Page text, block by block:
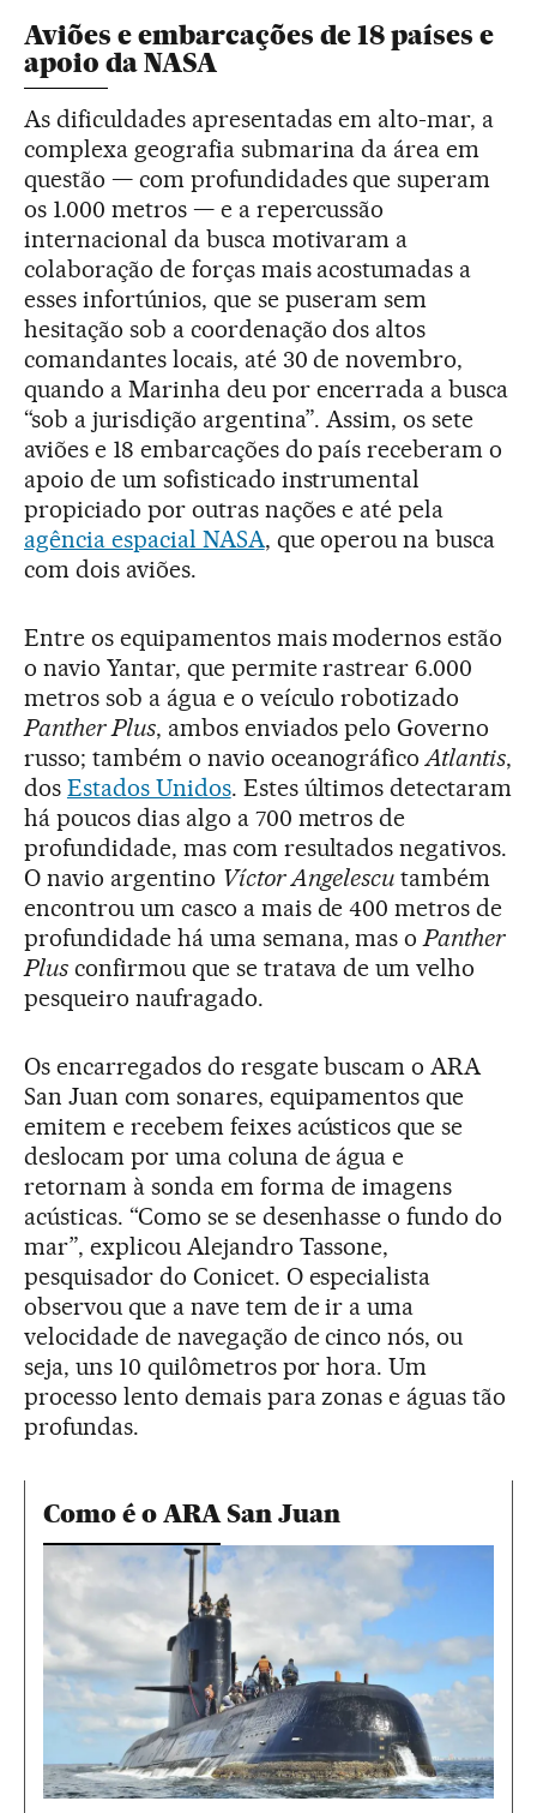
Aviões e embarcações de 18 países e
apoio da NASA
As dificuldades apresentadas em alto-mar, a
complexa geografia submarina da área em
questão — com profundidades que superam
os 1.000 metros — e a repercussão
internacional da busca motivaram a
colaboração de forças mais acostumadas a
esses infortúnios, que se puseram sem
hesitação sob a coordenação dos altos
comandantes locais, até 30 de novembro,
quando a Marinha deu por encerrada a busca
“sob a jurisdição argentina”. Assim, os sete
aviões e 18 embarcações do país receberam o
apoio de um sofisticado instrumental
propiciado por outras nações e até pela
agência espacial NASA, que operou na busca
com dois aviões.
Entre os equipamentos mais modernos estão
o navio Yantar, que permite rastrear 6.000
metros sob a água e o veículo robotizado
Panther Plus, ambos enviados pelo Governo
russo; também o navio oceanográficoAtlantis,
dos Estados Unidos. Estes últimos detectaram
há poucos dias algo a 700 metros de
profundidade, mas com resultados negativos.
O navio argentino Víctor Angelescu também
encontrou um casco a mais de 400 metros de
profundidade há uma semana, mas oPanther
Plusconfirmou que se tratava de um velho
pesqueiro naufragado.
Os encarregados do resgate buscam o ARA
San Juan com sonares, equipamentos que
emitem e recebem feixes acústicos que se
deslocam por uma coluna de água e
retornam à sonda em forma de imagens
acústicas. “Como se se desenhasse o fundo do
mar”, explicou Alejandro Tassone,
pesquisador do Conicet. O especialista
observou que a nave tem de ir a uma
velocidade de navegação de cinco nós, ou
seja, uns 10 quilômetros por hora. Um
processo lento demais para zonas e águas tão
profundas.
Como é o ARA San Juan